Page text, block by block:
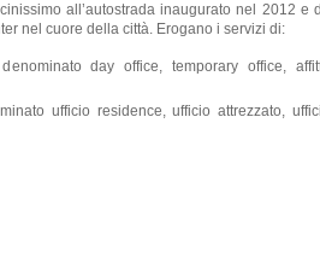
all’autostrada inaugurato nel 2012 e
nel cuore della città. Erogano i servizi di:
day office, temporary office,
ufficio residence, ufficio attrezzato,